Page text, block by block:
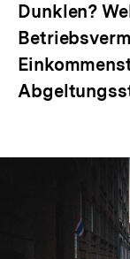
Dunklen?